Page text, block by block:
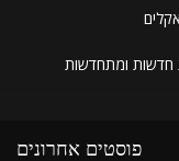
חדשות ומתחדשות
פוסטים אחרונים